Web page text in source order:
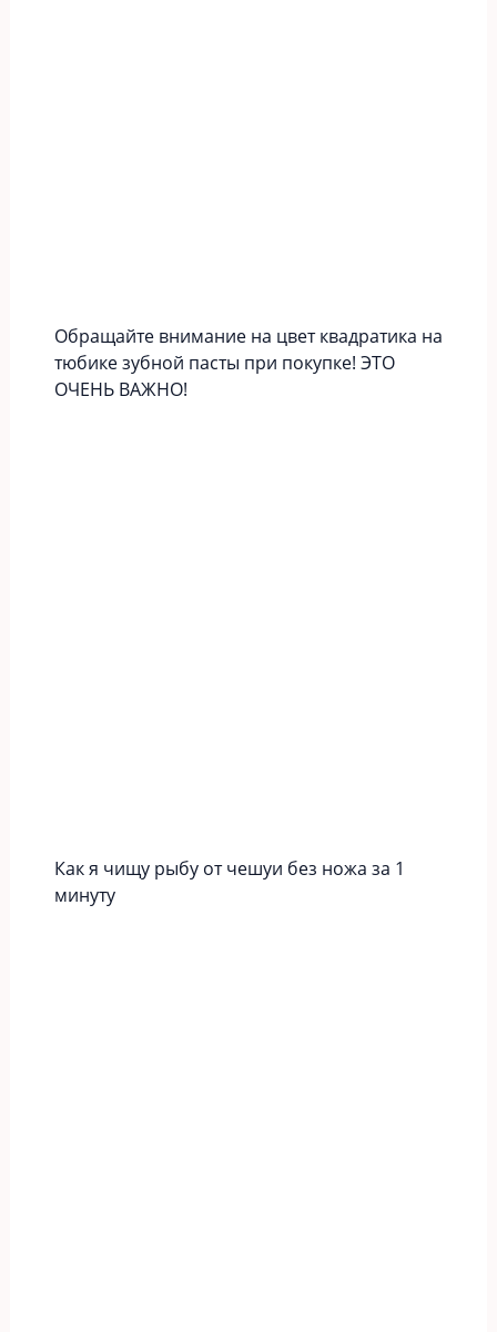
Обращайте внимание на цвет квадратика на
тюбике зубной пасты при покупке! ЭТО
ОЧЕНЬ ВАЖНО!
Как я чищу рыбу от чешуи без ножа за 1
минуту